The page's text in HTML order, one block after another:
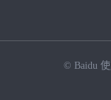
© Baidu